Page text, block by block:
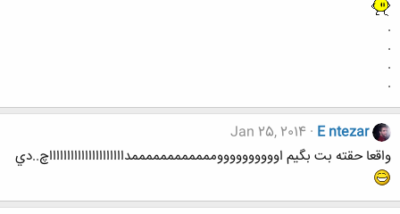
.
.
.
.
E ntezar
Jan 25, 2014
واقعا حقته بت بگيم اووووووووووممممممممممممداااااااااااااااااااااچ..دي